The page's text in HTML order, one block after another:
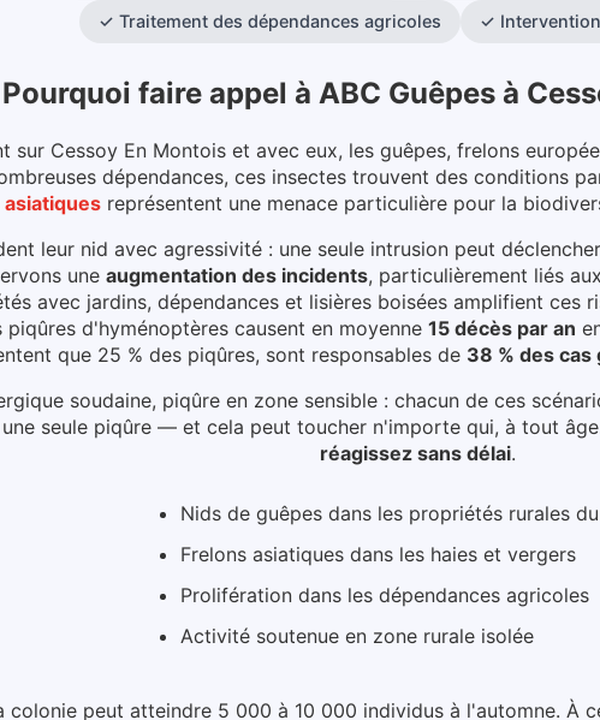
✓ Traitement des dépendances agricoles ✓
Pourquoi faire appel à ABC Guêpes à
sur Cessoy En Montois et avec eux, les guêpes, frelons
dépendances, ces insectes trouvent des conditions
représentent une menace particulière pour la
leur nid avec agressivité : une seule intrusion peut
une augmentation des incidents, particulièrement liés aux
avec jardins, dépendances et lisières boisées amplifient ces
d'hyménoptères causent en moyenne 15 décès par an
que 25 % des piqûres, sont responsables de 38 % des cas
soudaine, piqûre en zone sensible : chacun de ces
seule piqûre — et cela peut toucher n'importe qui, à tout
réagissez sans délai.
Nids de guêpes dans les propriétés rurales
Frelons asiatiques dans les haies et vergers
Prolifération dans les dépendances agricoles
Activité soutenue en zone rurale isolée
colonie peut atteindre 5 000 à 10 000 individus à l'automne. À